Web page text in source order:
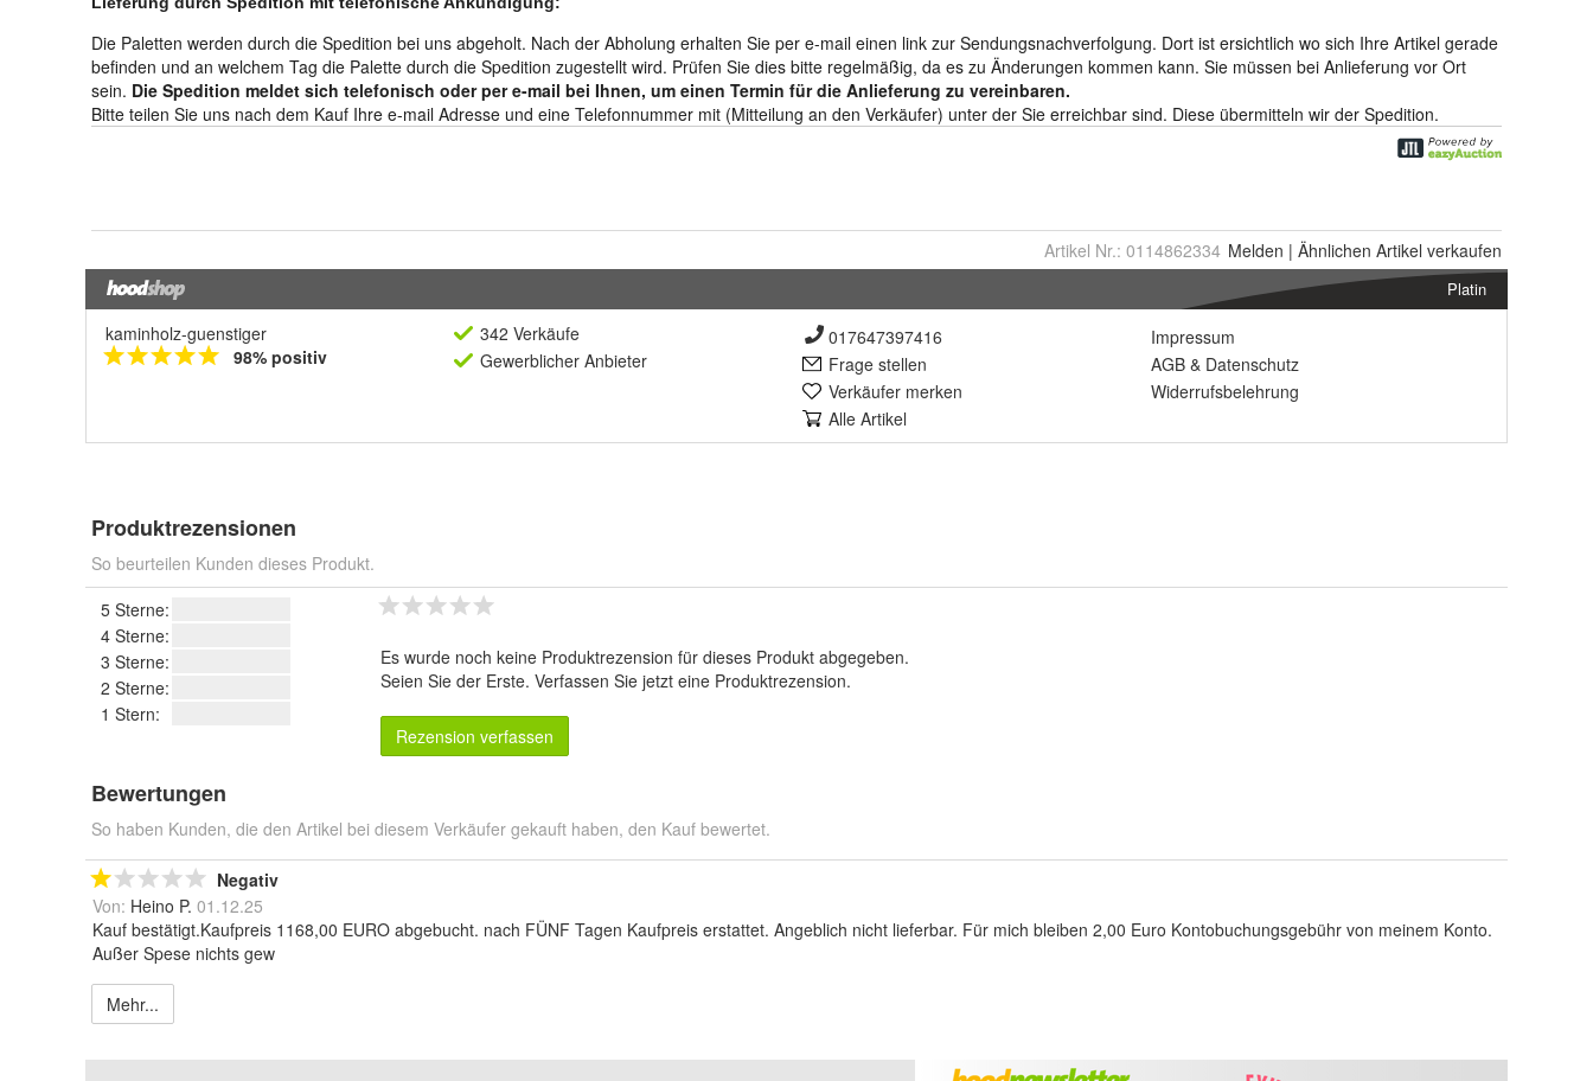
Artikel Nr.: 0114862334 Melden | Ähnlichen Artikel verkaufen
Platin
kaminholz-guenstiger
98% positiv
342 Verkäufe
Gewerblicher Anbieter
017647397416
Frage stellen
Verkäufer merken
Alle Artikel
Impressum
AGB & Datenschutz
Widerrufsbelehrung
Produktrezensionen
So beurteilen Kunden dieses Produkt.
5 Sterne:
4 Sterne:
3 Sterne:
2 Sterne:
1 Stern:
Es wurde noch keine Produktrezension für dieses Produkt abgegeben.
Seien Sie der Erste. Verfassen Sie jetzt eine Produktrezension.
Rezension verfassen
Bewertungen
So haben Kunden, die den Artikel bei diesem Verkäufer gekauft haben, den Kauf bewertet.
Negativ
Von: Heino P. 01.12.25
Kauf bestätigt.Kaufpreis 1168,00 EURO abgebucht. nach FÜNF Tagen Kaufpreis erstattet. Angeblich nicht lieferbar. Für mich bleiben 2,00 Euro Kontobuchungsgebühr von meinem Konto.
Außer Spese nichts gew
Mehr...